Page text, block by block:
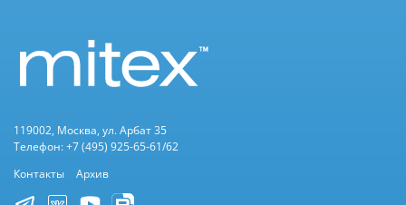
119002, Москва, ул. Арбат 35
Телефон: +7 (495) 925-65-61/62
Контакты
Архив